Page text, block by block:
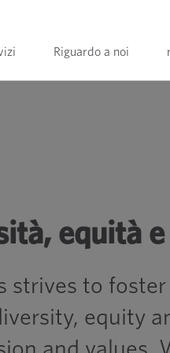
Riguardo a noi
equità
strives to
equity